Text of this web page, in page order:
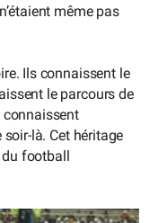
même pas
Ils connaissent le
le parcours de
là. Cet héritage
du football